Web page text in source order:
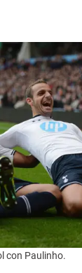
con Paulinho.